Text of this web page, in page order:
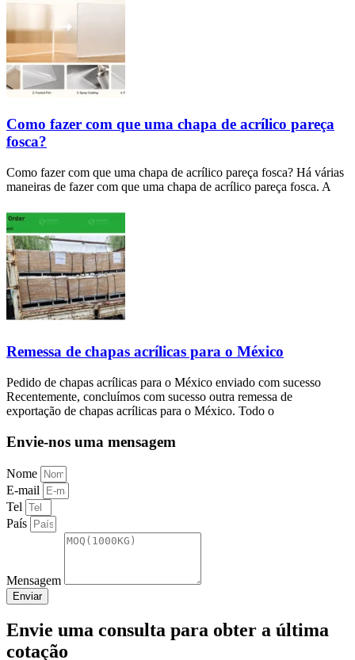
Como fazer com que uma chapa de acrílico pareça
fosca?
Como fazer com que uma chapa de acrílico pareça fosca? Há várias
maneiras de fazer com que uma chapa de acrílico pareça fosca. A
Remessa de chapas acrílicas para o México
Pedido de chapas acrílicas para o México enviado com sucesso
Recentemente, concluímos com sucesso outra remessa de
exportação de chapas acrílicas para o México. Todo o
Envie-nos uma mensagem
Nome
E-mail
Tel
País
Mensagem
Enviar
Envie uma consulta para obter a última
cotação